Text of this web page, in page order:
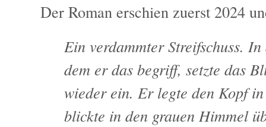
Der Roman erschien zuerst 2024
Ein verdammter Streifschuss.
dem er das begriff, setzte das
wieder ein. Er legte den Kopf
blickte in den grauen Himmel